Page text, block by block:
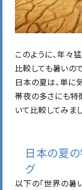
このように、年々
比較しても暑いので
日本の夏は、単に
帯夜の多さにも特
いて比較してみま
日本の夏
グ
以下の「世界の暑